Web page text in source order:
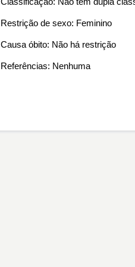
Restrição de sexo: Feminino
Causa óbito: Não há restrição
Referências: Nenhuma